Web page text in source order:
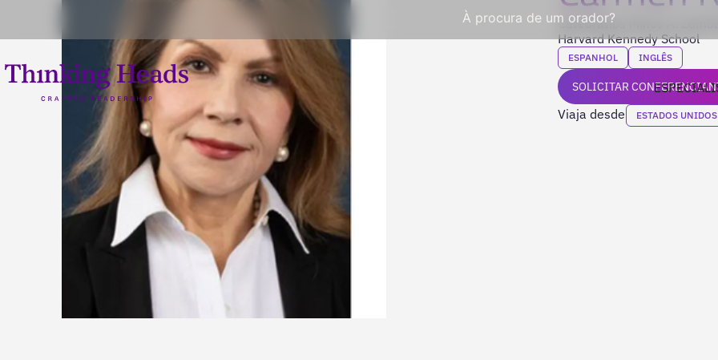
À procura de um orador?Catedrática Minos A.
Harvard Kennedy School
ESPANHOL INGLÊS
SOLICITAR
Viaja desde ESTADOS UNIDOS